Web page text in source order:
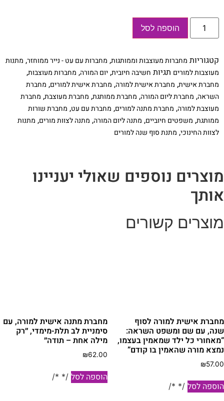
כמות
מחברת
בתוספת
שם
ומשפט
השראה
עם
המון
בטחון
עצמי,
ספירלת
נחושת
הוספה לסל
קטגוריותמחברות מעוצבות וממותגות,מחברות עם עט - נייר ממוחזר,מתנות
מעוצבות למורים תגיותחשיבה חיובית,יום המורה,מחברות מעוצבות,
מחברת אישית,מחברת אישית למורה,מחברת אישית למורים,מחברת
השראה,מחברת ליום המורה,מחברת ממותגת,מחברת מעוצבת,מחברת
מעוצבת למורה,מחברת מתנה למורים,מחברת עם עט,מחברת שורות
ממותגת,משפטים חיוביים,מתנה ליום המורה,מתנה לצוות מורים,מתנות
לצוות החינוכי,מתנת סוף שנה למורים
נוספים שאולי יעניינו
קשורים
אישית למורה לסוף
עם שם ומשפט השראה:
כל ילד שמאמין בעצמו,
מורה שהאמין בו קודם”
₪
לסל /* */
מחברת מתנה אישית למורה, עם
סימניית לב תלת-מימדי, ״רק
מילה אחת – תודה״
₪62.00
הוספה לסל /* */